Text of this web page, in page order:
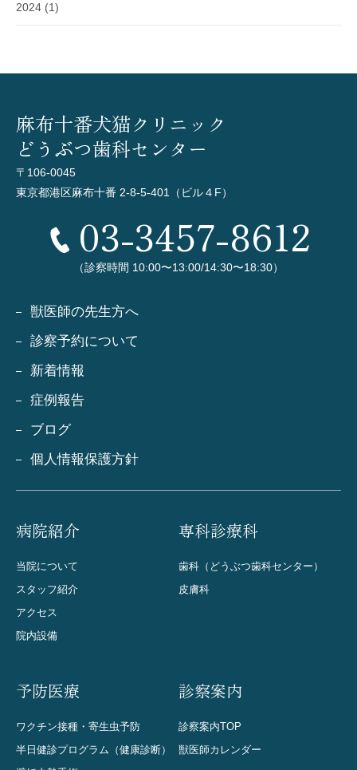
2024 (1)
麻布十番犬猫クリニック
どうぶつ歯科センター
〒106-0045
東京都港区麻布十番 2-8-5-401（ビル４F）
03-3457-8612
（診察時間 10:00〜13:00/14:30〜18:30）
獣医師の先生方へ
診察予約について
新着情報
症例報告
ブログ
個人情報保護方針
病院紹介
当院について
スタッフ紹介
アクセス
院内設備
専科診療科
歯科（どうぶつ歯科センター）
皮膚科
予防医療
ワクチン接種・寄生虫予防
半日健診プログラム（健康診断）
診察案内
診察案内TOP
獣医師カレンダー